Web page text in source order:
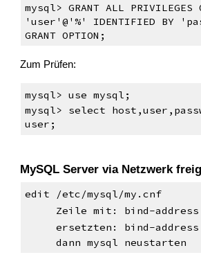
mysql> GRANT ALL
'user'@'%' IDENTIFIED BY
GRANT OPTION;
Zum Prüfen:
mysql> use mysql;
mysql> select
user;
MySQL Server via Netzwerk
edit /etc/mysql/my.cnf
Zeile mit: bind-address
ersetzten: bind-address
dann mysql neustarten